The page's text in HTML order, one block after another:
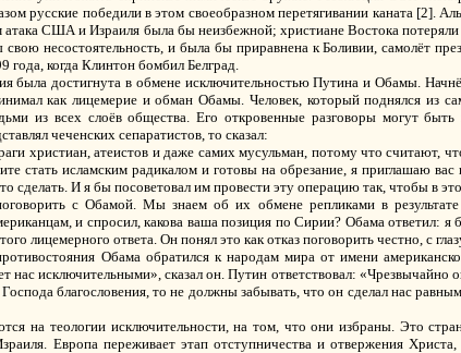
русские победили в этом своеобразном перетягивании каната [2].
атака США и Израиля была бы неизбежной; христиане Востока
свою несостоятельность, и была бы приравнена к Боливии, самолёт
года, когда Клинтон бомбил Белград.
была достигнута в обмене исключительностью Путина и Обамы.
как лицемерие и обман Обамы. Человек, который поднялся из
из всех слоёв общества. Его откровенные разговоры могут
чеченских сепаратистов, то сказал:
христиан, атеистов и даже самих мусульман, потому что считают,
стать исламским радикалом и готовы на обрезание, я приглашаю
сделать. И я бы посоветовал им провести эту операцию так, чтобы в
с Обамой. Мы знаем об их обмене репликами в
и спросил, какова ваша позиция по Сирии? Обама ответил:
лицемерного ответа. Он понял это как отказ поговорить честно, с
Обама обратился к народам мира от имени
нас исключительными», сказал он. Путин ответствовал:
благословения, то не должны забывать, что он сделал нас
на теологии исключительности, на том, что они избраны. Это
Европа переживает этап отступничества и отвержения Христа,